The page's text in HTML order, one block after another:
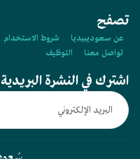
تصفح
عن سعوديبيديا شروط الاستخدام
تواصل معنا
التوظيف
اشترك في النشرة البريدية